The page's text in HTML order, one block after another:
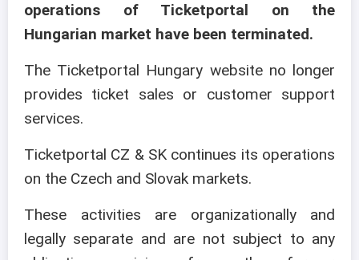
operations of Ticketportal on the
Hungarian market have been terminated.
The Ticketportal Hungary website no longer
provides ticket sales or customer support
services.
Ticketportal CZ & SK continues its operations
on the Czech and Slovak markets.
These activities are organizationally and
legally separate and are not subject to any